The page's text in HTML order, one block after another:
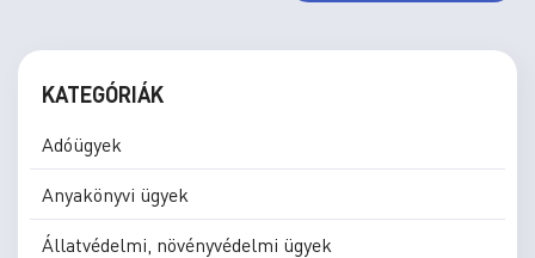
KATEGÓRIÁK
Adóügyek
Anyakönyvi ügyek
Állatvédelmi, növényvédelmi ügyek